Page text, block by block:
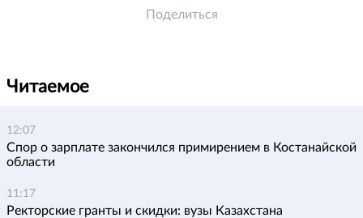
Поделиться
Читаемое
12:07
Спор о зарплате закончился примирением в Костанайской
области
11:17
Ректорские гранты и скидки: вузы Казахстана